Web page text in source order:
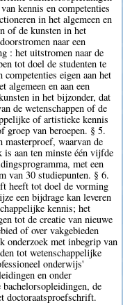
kennis en competenties
in het algemeen en
of de kunsten in het
naar een
: het uitstromen naar de
tot doel de studenten te
competenties eigen aan het
en aan een
in het bijzonder, dat
de wetenschappen of de
of artistieke kennis
groep van beroepen. § 5.
masterproef, waarvan de
aan ten minste één vijfde
met een
van 30 studiepunten. § 6.
heeft tot doel de vorming
een bijdrage kan leveren
kennis; het
tot de creatie van nieuwe
of over vakgebieden
onderzoek met inbegrip van
tot wetenschappelijke
onderwijs'
en onder
de
doctoraatsproefschrift.